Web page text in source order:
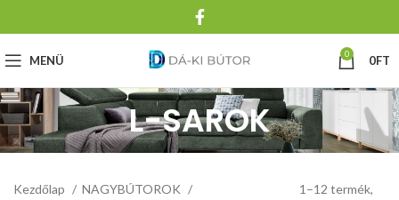
MENÜ 0 0FT
L-SAROK
Kezdőlap
NAGYBÚTOROK
1–12 termék,